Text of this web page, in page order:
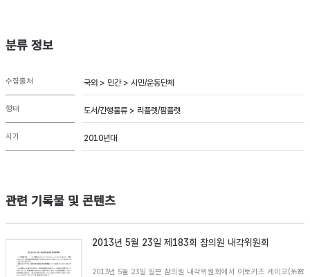
분류 정보
수집출처 국외 > 민간 > 시민/운동단체
형태 도서/간행물류 > 리플렛/팜플렛
시기 2010년대
관련 기록물 및 콘텐츠
2013년 5월 23일 제183회 참의원 내각위원회
2013년 5월 23일 일본 참의원 내각위원회에서 이토카즈 케이코(糸数